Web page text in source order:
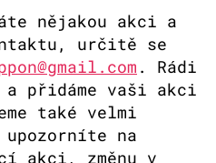
nějakou akci a
určitě se
. Rádi
a přidáme vaši akci
také velmi
na
akci, změnu v